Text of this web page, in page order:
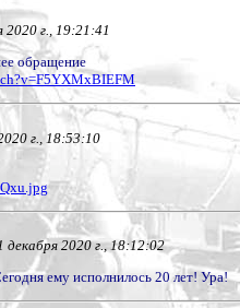
2020 г., 19:21:41
обращение
г., 18:53:10
декабря 2020 г., 18:12:02
ему исполнилось 20 лет! Ура!